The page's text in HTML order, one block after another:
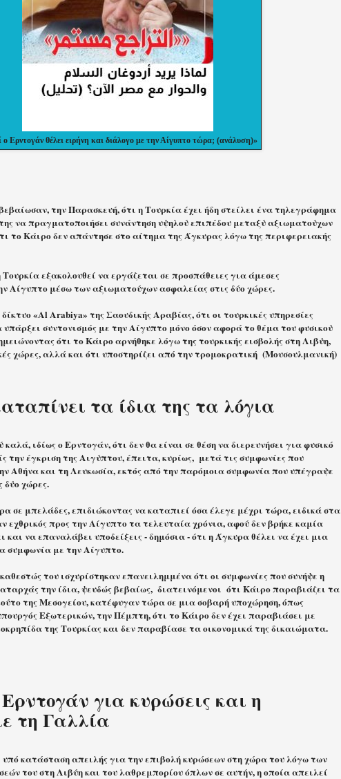
ο Ερντογάν θέλει ειρήνη και διάλογο με την Αίγυπτο τώρα; (ανάλυση)»
την Παρασκευή, ότι η Τουρκία έχει ήδη στείλει ένα τηλεγράφημα
να πραγματοποιήσει συνάντηση υψηλού επιπέδου μεταξύ αξιωματούχων
το Κάιρο δεν απάντησε στο αίτημα της Άγκυρας λόγω της περιφερειακής
εξακολουθεί να εργάζεται σε προσπάθειες για άμεσες
Αίγυπτο μέσω των αξιωματούχων ασφαλείας στις δύο χώρες.
«Al Arabiya» της Σαουδικής Αραβίας, ότι οι τουρκικές υπηρεσίες
συντονισμός με την Αίγυπτο μόνο όσον αφορά το θέμα του φυσικού
ότι το Κάιρο αρνήθηκε λόγω της τουρκικής εισβολής στη Λιβύη,
χώρες, αλλά και ότι υποστηρίζει από την τρομοκρατική (Μουσουλμανική)
τα ίδια της τα λόγια
ιδίως ο Ερντογάν, ότι δεν θα είναι σε θέση να διερευνήσει για φυσικό
την έγκριση της Αιγύπτου, έπειτα, κυρίως, μετά τις συμφωνίες που
Αθήνα και τη Λευκωσία, εκτός από την παρόμοια συμφωνία που υπέγραψε
δύο χώρες.
σε μπελάδες, επιδιώκοντας να καταπιεί όσα έλεγε μέχρι τώρα, ειδικά στα
εχθρικός προς την Αίγυπτο τα τελευταία χρόνια, αφού δεν βρήκε καμία
να επαναλάβει υποδείξεις - δημόσια - ότι η Άγκυρα θέλει να έχει μια
συμφωνία με την Αίγυπτο.
του ισχυρίστηκαν επανειλημμένα ότι οι συμφωνίες που συνήψε η
την ίδια, ψευδώς βεβαίως, διατεινόμενοι ότι Κάιρο παραβιάζει τα
της Μεσογείου, κατέφυγαν τώρα σε μια σοβαρή υποχώρηση, όπως
Εξωτερικών, την Πέμπτη, ότι το Κάιρο δεν έχει παραβιάσει με
της Τουρκίας και δεν παραβίασε τα οικονομικά της δικαιώματα.
για κυρώσεις και η
τη Γαλλία
υπό κατάσταση απειλής για την επιβολή κυρώσεων στη χώρα του λόγω των
του στη Λιβύη και του λαθρεμπορίου όπλων σε αυτήν, η οποία απειλεί